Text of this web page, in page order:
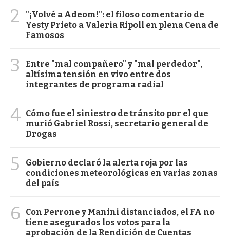
2
"¡Volvé a Adeom!": el filoso comentario de
Yesty Prieto a Valeria Ripoll en plena Cena de
Famosos
3
Entre "mal compañero" y "mal perdedor",
altísima tensión en vivo entre dos
integrantes de programa radial
4 Cómo fue el siniestro de tránsito por el que
murió Gabriel Rossi, secretario general de
Drogas
5
Gobierno declaró la alerta roja por las
condiciones meteorológicas en varias zonas
del país
6
Con Perrone y Manini distanciados, el FA no
tiene asegurados los votos para la
aprobación de la Rendición de Cuentas